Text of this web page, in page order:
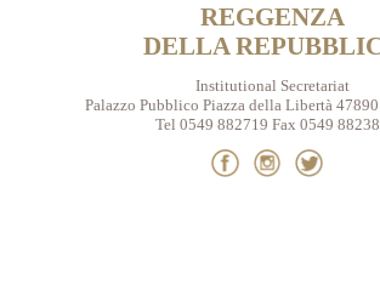
REGGENZA
DELLA
Institutional Secretariat
Palazzo Pubblico Piazza della Libertà
Tel 0549 882719 Fax 0549